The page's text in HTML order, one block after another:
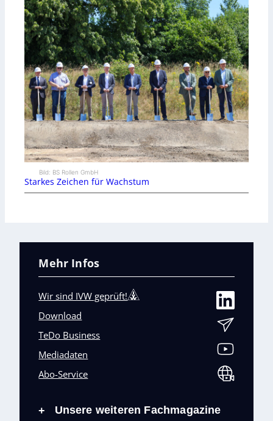
Bild: BS Rollen GmbH
Starkes Zeichen für Wachstum
Mehr Infos
Wir sind IVW geprüft!
Download
TeDo Business
Mediadaten
Abo-Service
+ Unsere weiteren Fachmagazine